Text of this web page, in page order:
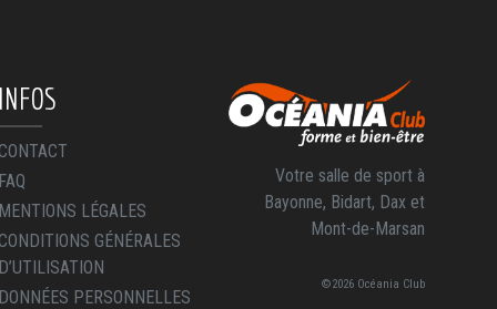
LÉGALES
GÉNÉRALES
PERSONNELLES
Votre salle de sport à
Bayonne, Bidart, Dax et
Mont-de-Marsan
©2026 Océania Club